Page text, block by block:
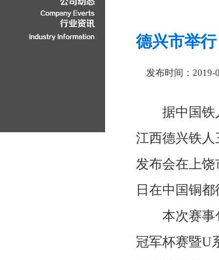
德兴市举行
发布时间：2019-
据中国铁
江西德兴铁
发布会在上饶
日在中国铜
本次赛事包
冠军杯赛暨U